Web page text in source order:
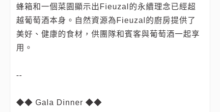
蜂箱和一個菜園顯示出Fieuzal的永續理念已經超
越葡萄酒本身。自然資源為Fieuzal的廚房提供了
美好、健康的食材，供團隊和賓客與葡萄酒一起享
用。
--
◆◆ Gala Dinner ◆◆